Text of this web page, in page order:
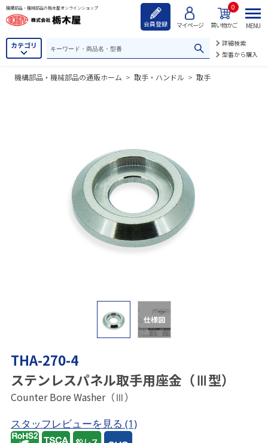
機構部品・機械部品の栃木屋オンラインショップ
会員登録 マイページ 買い物かご
0
カテゴリ
詳細検索
型番から購入
MENU
機構部品・機械部品の通販ホーム > 取手・ハンドル > 取手
仕様図
THA-270-4
ステンレスパネル取手用座金（Ⅲ型）
Counter Bore Washer（Ⅲ）
スタッフレビューを見る (1)